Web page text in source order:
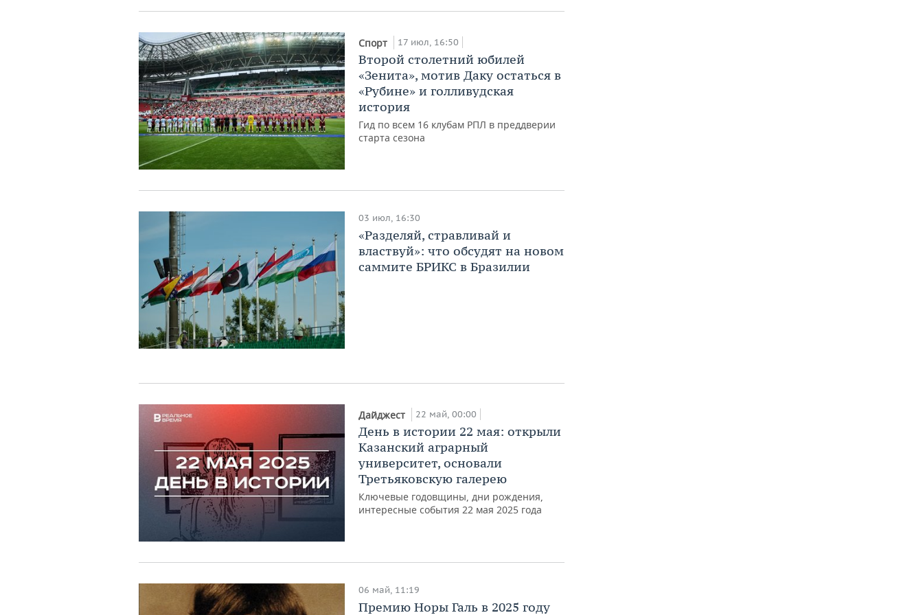
Спорт 17 июл, 16:50
Второй столетний юбилей
«Зенита», мотив Даку остаться в
«Рубине» и голливудская
история
Гид по всем 16 клубам РПЛ в преддверии
старта сезона
03 июл, 16:30
«Разделяй, стравливай и
властвуй»: что обсудят на новом
саммите БРИКС в Бразилии
Дайджест 22 май, 00:00
День в истории 22 мая: открыли
Казанский аграрный
университет, основали
Третьяковскую галерею
Ключевые годовщины, дни рождения,
интересные события 22 мая 2025 года
06 май, 11:19
Премию Норы Галь в 2025 году